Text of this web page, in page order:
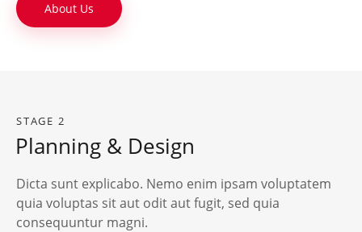
About Us
STAGE 2
Planning & Design
Dicta sunt explicabo. Nemo enim ipsam voluptatem
quia voluptas sit aut odit aut fugit, sed quia
consequuntur magni.